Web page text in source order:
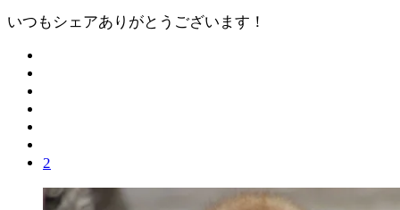
いつもシェアありがとうございます！
2